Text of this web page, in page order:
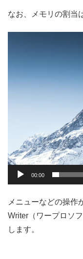
なお、メモリの割当
00:00
メニューなどの操
Writer（ワープロソ
します。